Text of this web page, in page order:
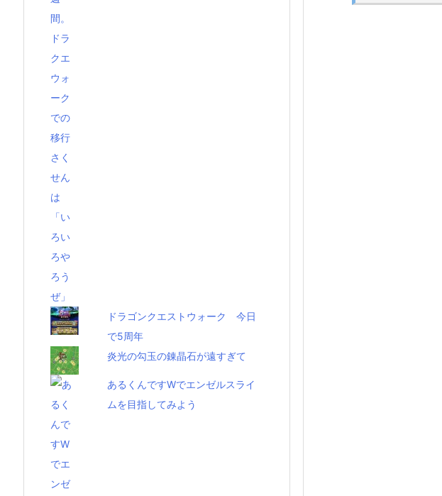
ドラゴンクエストウォーク 今日
で5周年
炎光の勾玉の錬晶石が遠すぎて
あるくんですWでエンゼルスライ
ムを目指してみよう